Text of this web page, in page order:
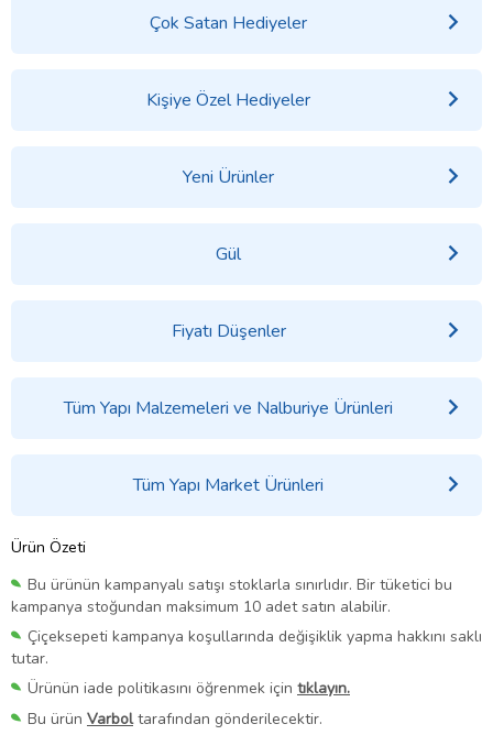
Çok Satan Hediyeler
Kişiye Özel Hediyeler
Yeni Ürünler
Gül
Fiyatı Düşenler
Tüm Yapı Malzemeleri ve Nalburiye Ürünleri
Tüm Yapı Market Ürünleri
Ürün Özeti
Bu ürünün kampanyalı satışı stoklarla sınırlıdır. Bir tüketici bu
kampanya stoğundan maksimum 10 adet satın alabilir.
Çiçeksepeti kampanya koşullarında değişiklik yapma hakkını saklı
tutar.
Ürünün iade politikasını öğrenmek için tıklayın.
Bu ürün Varboltarafından gönderilecektir.